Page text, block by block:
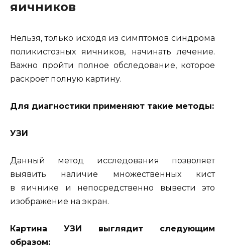
яичников
Нельзя, только исходя из симптомов синдрома
поликистозных яичников, начинать лечение.
Важно пройти полное обследование, которое
раскроет полную картину.
Для диагностики применяют такие методы:
УЗИ
Данный метод исследования позволяет
выявить наличие множественных кист
в яичнике и непосредственно вывести это
изображение на экран.
Картина УЗИ выглядит следующим
образом: